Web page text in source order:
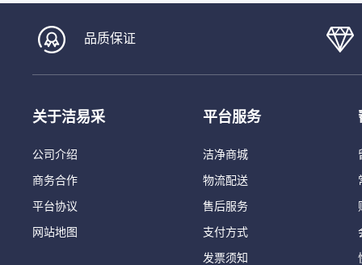
品质保证
关于洁易采
公司介绍
商务合作
平台协议
网站地图
平台服务
洁净商城
物流配送
售后服务
支付方式
发票须知